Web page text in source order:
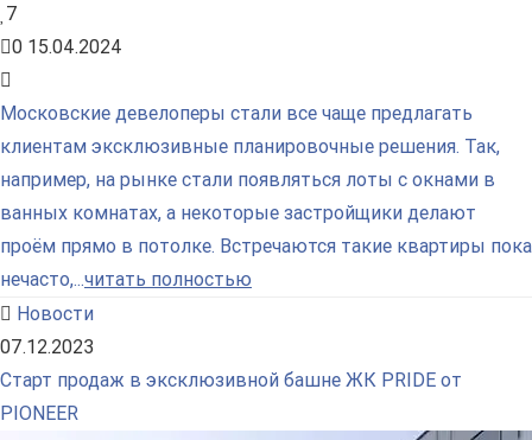
7
0 15.04.2024
Московские девелоперы стали все чаще предлагать
клиентам эксклюзивные планировочные решения. Так,
например, на рынке стали появляться лоты с окнами в
ванных комнатах, а некоторые застройщики делают
проём прямо в потолке. Встречаются такие квартиры пока
нечасто,...читать полностью
Новости
07.12.2023
Старт продаж в эксклюзивной башне ЖК PRIDE от
PIONEER